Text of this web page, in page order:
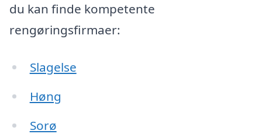
du kan finde kompetente
rengøringsfirmaer:
Slagelse
Høng
Sorø